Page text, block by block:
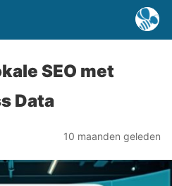
SEO met
Data
10 maanden geleden